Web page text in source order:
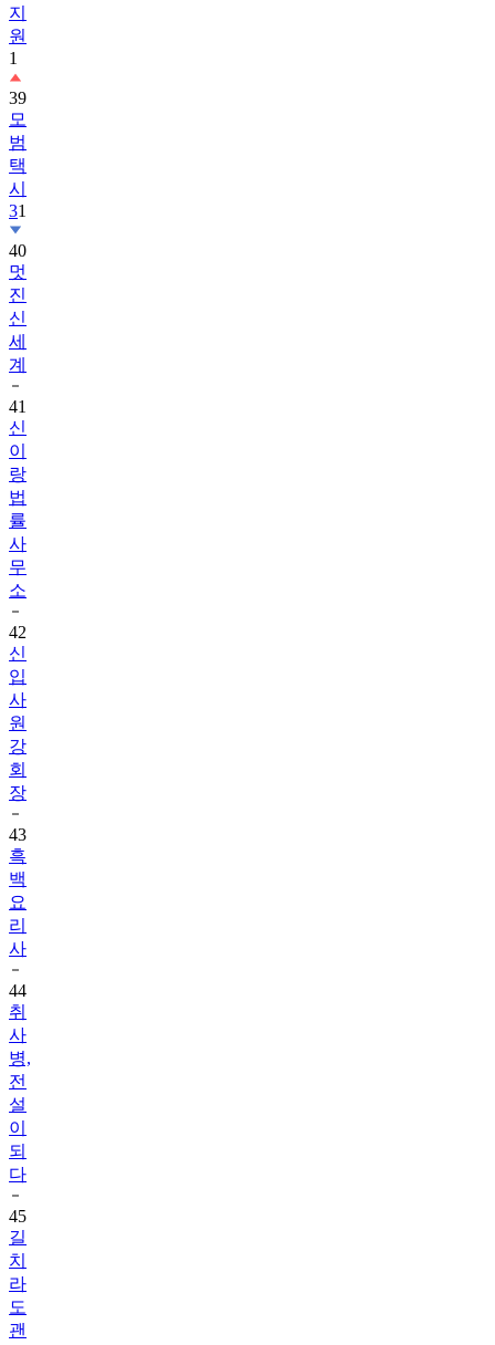
지
원
1
39
모
범
택
시
31
40
멋
진
신
세
계
41
신
이
랑
법
률
사
무
소
42
신
입
사
원
강
회
장
43
흑
백
요
리
사
44
취
사
병,
전
설
이
되
다
45
길
치
라
도
괜